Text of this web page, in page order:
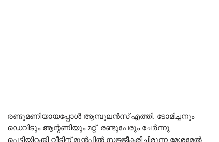
രണ്ടുമണിയായപ്പോൾ ആമ്പുലൻസ് എത്തി. ടോമിച്ചനും
ഡെവിടും ആന്റണിയും മറ്റ് രണ്ടുപേരും ചേർന്നു
പെട്ടിയിറക്കി വീടിന് മുൻപിൽ സജ്ജീകരിച്ചിരുന്ന മേശമേൽ